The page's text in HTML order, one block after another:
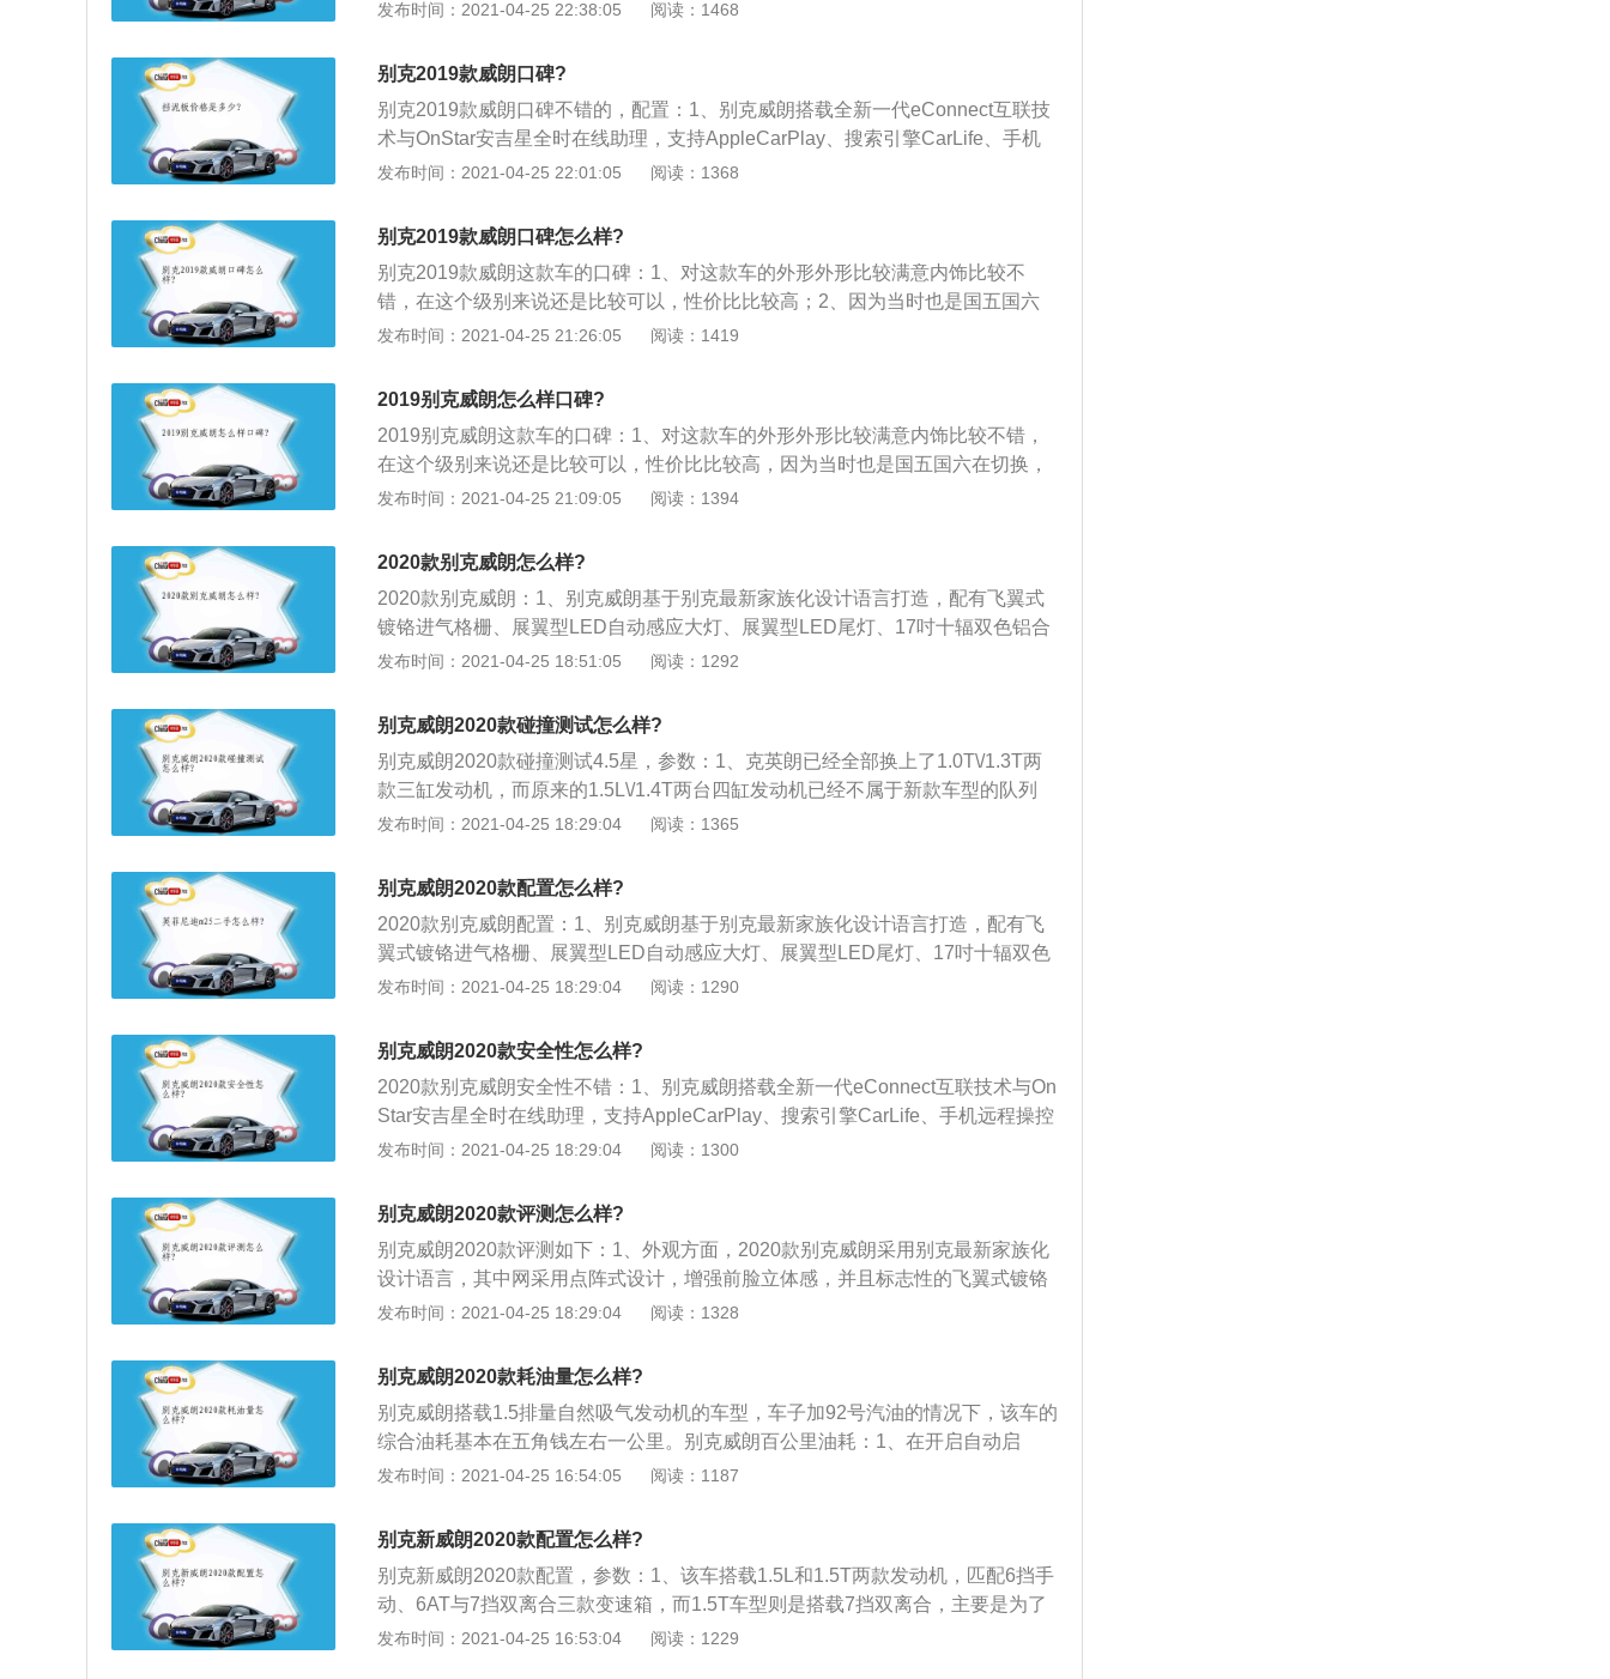
方向盘、双炮筒式仪表及4.2英寸高清行车电脑、双区独立自动空调等。
内使用了大面积的软性材料进行覆盖，手感比较不错，这一点是令我比较满意
能方向盘和中央彩色屏幕，娱乐功能配置方面的表现不错，当然这款车型还配有
车身稳定系统，前后排头部气囊，胎压显示以及定速巡航的功能，满足家用是没
有任何问题的；3、对于这台全新的别克威朗价格方面，我想很多的读者还是想
了解一下的，我购买的是一台20T的入门级车型，这款车型的性价比表现我觉得
还是非常不错的，对于改款之后的新款车型，其实优惠的幅度相对来说会少一
我当时的购车预算，而在实际使用的时候，这款车型的第2排空间表现也确实是
比较不错的，座椅宽大比较厚实，只不过中央地板的隆起程度，我觉得有一些
高。
发布时间：2021-04-25 22:38:05 阅读：1468
别克2019款威朗口碑?
别克2019款威朗口碑不错的，配置：1、别克威朗搭载全新一代eConnect互联技
术与OnStar安吉星全时在线助理，支持AppleCarPlay、搜索引擎CarLife、手机
远程操控等功能，利用终身免流量的车载4G网络，提供多样化的人车交互体验；
配置，还配备了ACC自适应巡航系统、FCA前方碰撞预警+CMB碰撞缓解系统、
LKA车道保持系统、SBZA侧盲区预警系统、APA自动泊车辅助等功能；3、别克
威朗内饰传承360度环抱一体式设计理念，动感的流线配合全新的冷峻黑配色，
氛围更显年轻运动。搭配有两片式超大全景天窗、前排多功能座椅、三辐运动型
多功能方向盘、双炮筒式仪表及4.2英寸高清行车电脑、双区独立自动空调等。
发布时间：2021-04-25 22:01:05 阅读：1368
别克2019款威朗口碑怎么样?
别克2019款威朗这款车的口碑：1、对这款车的外形外形比较满意内饰比较不
错，在这个级别来说还是比较可以，性价比比较高；2、因为当时也是国五国六
在切换，听销售顾问这样一说就十分的心动，买了一款动力比较强的，169匹马
收音机的音质效果不是那么的理想，储物空间也比较小，中央储物盒也没有放的
地方都没有什么东西可以放，后排空间感觉还是有一点小，这款车没有前雾灯，
在车辆前部就是两个黑色的塑料贴在大灯下面，会溜坡，变速箱要是智能变速箱
就好了。
发布时间：2021-04-25 21:26:05 阅读：1419
2019别克威朗怎么样口碑?
2019别克威朗这款车的口碑：1、对这款车的外形外形比较满意内饰比较不错，
在这个级别来说还是比较可以，性价比比较高，因为当时也是国五国六在切换，
听销售顾问这样一说就十分的心动，买了一款动力比较强的，169匹马力，250
的音质效果不是那么的理想，储物空间也比较小；3、中央储物盒也没有放的地
方都没有什么东西可以放，后排空间感觉还是有一点小，这款车没有前雾灯，在
车辆前部就是两个黑色的塑料贴在大灯下面，会溜坡，变速箱要是智能变速箱就
好了。
发布时间：2021-04-25 21:09:05 阅读：1394
2020款别克威朗怎么样?
2020款别克威朗：1、别克威朗基于别克最新家族化设计语言打造，配有飞翼式
镀铬进气格栅、展翼型LED自动感应大灯、展翼型LED尾灯、17吋十辐双色铝合
金运动轮毂、快背式车顶等；2、别克威朗内饰传承360度环抱一体式设计理念，
全景天窗、前排多功能座椅、三辐运动型多功能方向盘、双炮筒式仪表及4.2英寸
高清行车电脑、双区独立自动空调等。
发布时间：2021-04-25 18:51:05 阅读：1292
别克威朗2020款碰撞测试怎么样?
别克威朗2020款碰撞测试4.5星，参数：1、克英朗已经全部换上了1.0T\/1.3T两
款三缸发动机，而原来的1.5L\/1.4T两台四缸发动机已经不属于新款车型的队列
中，目前即使能买到的也只是4S的库存而已。厂家方面已经停产四缸车型的生
动力作为主打；2、英朗除了眼所能及的外观内饰以及配置的变化以外，能带给
消费者最大的体验差别还是在于发动机部分。别克车子的综合能力能排到同级别
的前排，但偏偏的油耗水平上反而跟不上时代的脚步，无论是德系的DSGTSI或
者日系的全面CVT，都能带来相当优秀的油耗水平；3、从技术上来看，诸如钟
摆式双质量飞轮、曲轴橡胶减震轮平衡轴来消除发动机的一阶振动。动力方面则
碳的情况出现，况且三缸发动机体积小，重量轻的优点也是不容忽视的。
发布时间：2021-04-25 18:29:04 阅读：1365
别克威朗2020款配置怎么样?
2020款别克威朗配置：1、别克威朗基于别克最新家族化设计语言打造，配有飞
翼式镀铬进气格栅、展翼型LED自动感应大灯、展翼型LED尾灯、17吋十辐双色
铝合金运动轮毂、快背式车顶等；2、别克威朗内饰传承360度环抱一体式设计理
超大全景天窗、前排多功能座椅、三辐运动型多功能方向盘、双炮筒式仪表及4.2
英寸高清行车电脑、双区独立自动空调等。
发布时间：2021-04-25 18:29:04 阅读：1290
别克威朗2020款安全性怎么样?
2020款别克威朗安全性不错：1、别克威朗搭载全新一代eConnect互联技术与On
Star安吉星全时在线助理，支持AppleCarPlay、搜索引擎CarLife、手机远程操控
等功能，利用终身免流量的车载4G网络，提供多样化的人车交互体验；2、全新
还配备了ACC自适应巡航系统、FCA前方碰撞预警+CMB碰撞缓解系统、LKA车
道保持系统、SBZA侧盲区预警系统、APA自动泊车辅助等功能；3、别克威朗内
饰传承360度环抱一体式设计理念，动感的流线配合全新的冷峻黑配色，氛围更
显年轻运动。搭配有两片式超大全景天窗、前排多功能座椅、三辐运动型多功能
方向盘、双炮筒式仪表及4.2英寸高清行车电脑、双区独立自动空调等。
发布时间：2021-04-25 18:29:04 阅读：1300
别克威朗2020款评测怎么样?
别克威朗2020款评测如下：1、外观方面，2020款别克威朗采用别克最新家族化
设计语言，其中网采用点阵式设计，增强前脸立体感，并且标志性的飞翼式镀铬
条延伸至大灯处，与下隔栅的镀铬饰条相呼应。此外，新车下方进气口也进行了
用经典的双掠峰腰线设计，快背式的车顶线条与后尾造型融为一体，增强车身的
运动感。车尾部分，镀铬饰条与两侧的展翼型LED尾灯相连，提升了尾部的视觉
宽度。车身尺寸方面，新车长宽高分别为4723\/1802\/1466mm，轴距为2700m
m；2、内饰方面，新车沿用现款车型的设计风格，主要在材质上进行升级，采用
类似碳纤维的材质来进一步凸显其运动感，环抱一体式设计理念提升了新车质
高清触摸屏，支持OTA远程升级、AppleCarPlay和搜索引擎CarLife手机映射等车
联功能，高配车型还支持SuperID超级账号；3、动力方面，新车将搭载1.0T三缸
和1.3T三缸两种发动机，最大功率分别为115Ps和158Ps，峰值扭矩分别为180N
发布时间：2021-04-25 18:29:04 阅读：1328
别克威朗2020款耗油量怎么样?
别克威朗搭载1.5排量自然吸气发动机的车型，车子加92号汽油的情况下，该车的
综合油耗基本在五角钱左右一公里。别克威朗百公里油耗：1、在开启自动启
停，并将暖风设置在22℃。当天这辆威朗1.5T跑了102km，途经通畅\/拥堵的市
量的别克威朗油耗为8.2L\/100km，表现不错；2、综合来说别克威朗的油耗都不
低，但是涡轮增压发动机和双离合变速器的组合，确实给威朗带来了更好的燃油
经济性；3、在开启自动启停，并将暖风设置在22℃。当天这辆威朗1.5L跑了102
km，途经通畅\/拥堵的市区道路和环路以及20km左右的高速路段，平均时速30.1
km\/h，最终测得1.5L量的别克威朗油耗为7.7L\/100km，表现不错。
发布时间：2021-04-25 16:54:05 阅读：1187
别克新威朗2020款配置怎么样?
别克新威朗2020款配置，参数：1、该车搭载1.5L和1.5T两款发动机，匹配6挡手
动、6AT与7挡双离合三款变速箱，而1.5T车型则是搭载7挡双离合，主要是为了
更出色的性能体验，无论两厢版还是三厢版，1.5T车型的官方实测加速成绩为8.8
发布时间：2021-04-25 16:53:04 阅读：1229